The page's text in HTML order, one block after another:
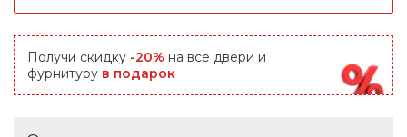
Получи скидку -20% на все двери и
фурнитуру в подарок